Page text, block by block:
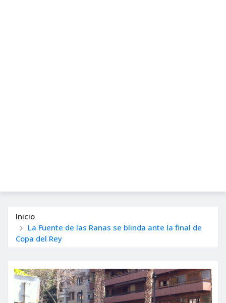
Inicio
La Fuente de las Ranas se blinda ante la final de
Copa del Rey